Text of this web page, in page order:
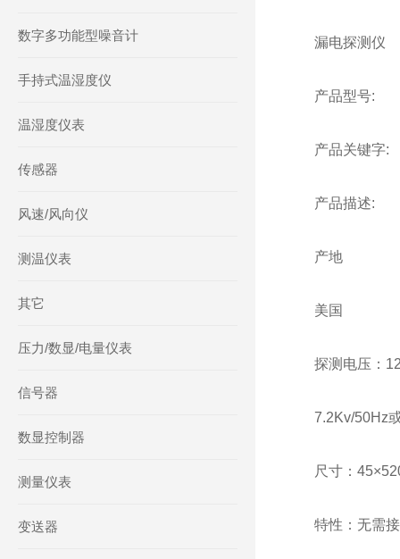
数字多功能型噪音计
手持式温湿度仪
温湿度仪表
传感器
风速/风向仪
测温仪表
其它
压力/数显/电量仪表
信号器
数显控制器
测量仪表
变送器
漏电探测仪
产品型号:
产品关键字:
产品描述:
产地
美国
探测电压：
7.2Kv/50Hz
尺寸：
特性：无需